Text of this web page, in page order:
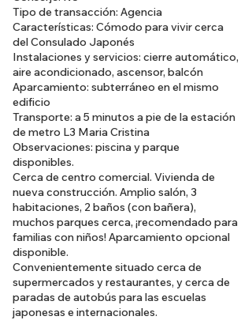
Tipo de transacción: Agencia
Características: Cómodo para vivir cerca
del Consulado Japonés
Instalaciones y servicios: cierre automático,
aire acondicionado, ascensor, balcón
Aparcamiento: subterráneo en el mismo
edificio
Transporte: a 5 minutos a pie de la estación
de metro L3 Maria Cristina
Observaciones: piscina y parque
disponibles.
Cerca de centro comercial. Vivienda de
nueva construcción. Amplio salón, 3
habitaciones, 2 baños (con bañera),
muchos parques cerca, ¡recomendado para
familias con niños! Aparcamiento opcional
disponible.
Convenientemente situado cerca de
supermercados y restaurantes, y cerca de
paradas de autobús para las escuelas
japonesas e internacionales.